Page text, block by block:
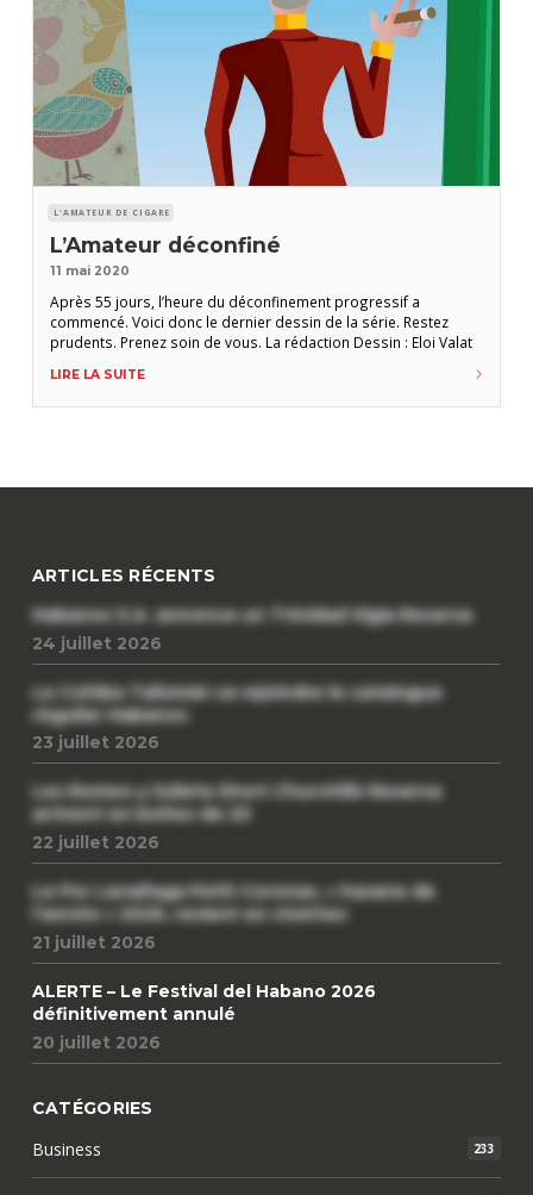
L'AMATEUR DE CIGARE
L’Amateur déconfiné
11 mai 2020
Après 55 jours, l’heure du déconfinement progressif a
commencé. Voici donc le dernier dessin de la série. Restez
prudents. Prenez soin de vous. La rédaction Dessin : Eloi Valat
LIRE LA SUITE
ARTICLES RÉCENTS
Habanos S.A. annonce un Trinidad Vigia Reserva
24 juillet 2026
Le Cohiba Talismán va rejoindre le catalogue
régulier Habanos
23 juillet 2026
Les Romeo y Julieta Short Churchills Reserva
arrivent en boîtes de 20
22 juillet 2026
Le Por Larrañaga Petit Coronas, « havane de
l’année » 2026, revient en civettes
21 juillet 2026
ALERTE – Le Festival del Habano 2026
définitivement annulé
20 juillet 2026
CATÉGORIES
Business 233